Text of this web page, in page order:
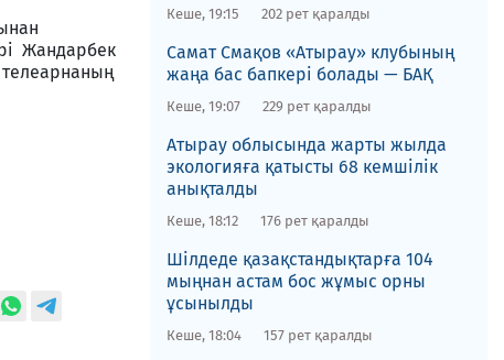
Жандарбек
Кеше, 19:15 202 рет қаралды
​Самат Смақов «Атырау» клубының
жаңа бас бапкері болады — БАҚ
Кеше, 19:07 229 рет қаралды
​Атырау облысында жарты жылда
экологияға қатысты 68 кемшілік
анықталды
Кеше, 18:12 176 рет қаралды
​Шілдеде қазақстандықтарға 104
мыңнан астам бос жұмыс орны
ұсынылды
Кеше, 18:04 157 рет қаралды